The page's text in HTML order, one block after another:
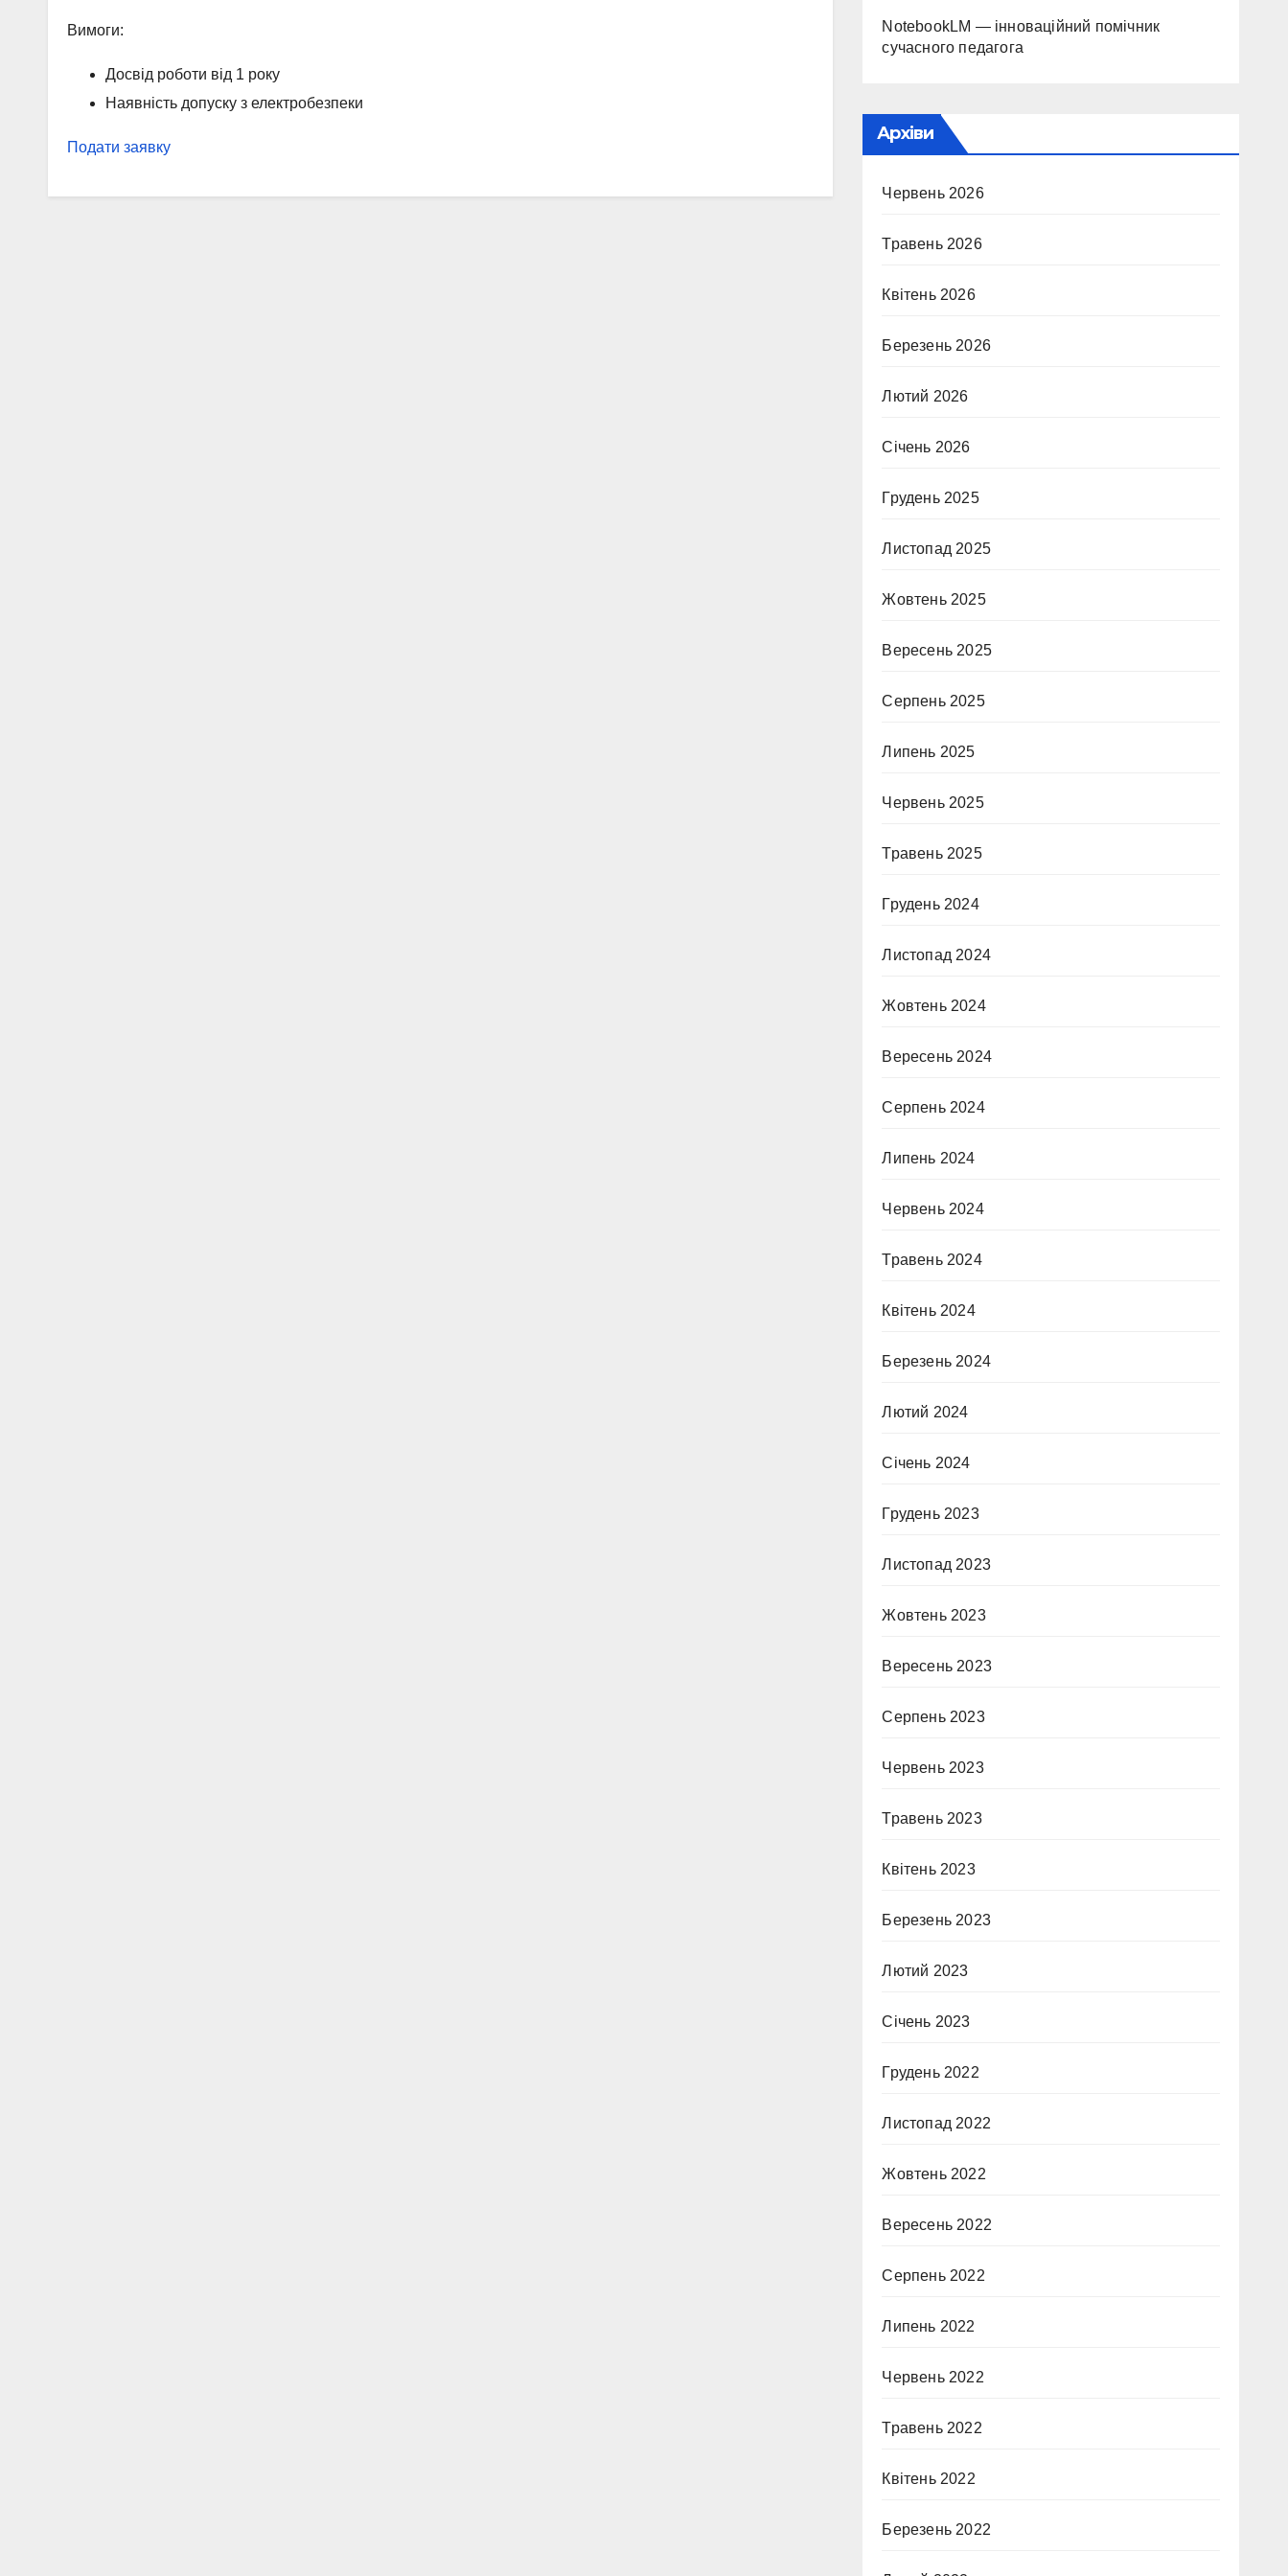
Вимоги:
Досвід роботи від 1 року
Наявність допуску з електробезпеки
Подати заявку
NotebookLM — інноваційний помічник
сучасного педагога
Архіви
Червень 2026
Травень 2026
Квітень 2026
Березень 2026
Лютий 2026
Січень 2026
Грудень 2025
Листопад 2025
Жовтень 2025
Вересень 2025
Серпень 2025
Липень 2025
Червень 2025
Травень 2025
Грудень 2024
Листопад 2024
Жовтень 2024
Вересень 2024
Серпень 2024
Липень 2024
Червень 2024
Травень 2024
Квітень 2024
Березень 2024
Лютий 2024
Січень 2024
Грудень 2023
Листопад 2023
Жовтень 2023
Вересень 2023
Серпень 2023
Червень 2023
Травень 2023
Квітень 2023
Березень 2023
Лютий 2023
Січень 2023
Грудень 2022
Листопад 2022
Жовтень 2022
Вересень 2022
Серпень 2022
Липень 2022
Червень 2022
Травень 2022
Квітень 2022
Березень 2022